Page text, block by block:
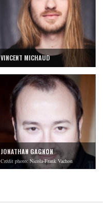
VINCENT MICHAUD
JONATHAN GAGNON
Crédit photo: Nicola-Frank Vachon